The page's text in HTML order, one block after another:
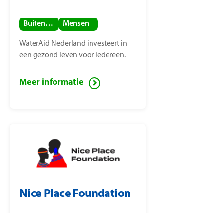
Buitenland Mensen
WaterAid Nederland investeert in
een gezond leven voor iedereen.
Meer informatie
Nice Place Foundation